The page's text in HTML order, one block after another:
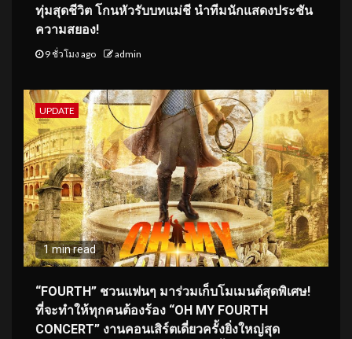
ทุ่มสุดชีวิต โกนหัวรับบทแม่ชี นำทีมนักแสดงประชัน
ความสยอง!
9 ชั่วโมง ago admin
UPDATE
1 min read
“FOURTH” ชวนแฟนๆ มาร่วมเก็บโมเมนต์สุดพิเศษ!
ที่จะทำให้ทุกคนต้องร้อง “OH MY FOURTH
CONCERT” งานคอนเสิร์ตเดี่ยวครั้งยิ่งใหญ่สุด